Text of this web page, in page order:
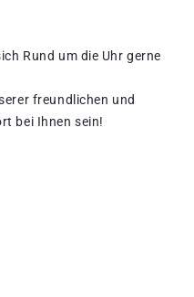
Rund um die Uhr gerne
freundlichen und
bei Ihnen sein!